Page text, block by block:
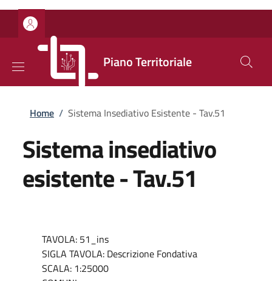
Salta al contenuto principale
Skip to footer content
Piano Territoriale
Briciole di pane
Home / Sistema Insediativo Esistente - Tav.51
Sistema insediativo
esistente - Tav.51
TAVOLA: 51_ins
SIGLA TAVOLA: Descrizione Fondativa
SCALA: 1:25000